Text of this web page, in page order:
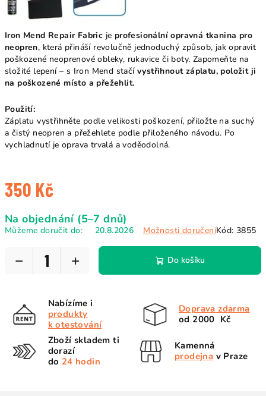
Iron Mend Repair Fabric je profesionální opravná tkanina pro
neopren, která přináší revolučně jednoduchý způsob, jak opravit
poškozené neoprenové obleky, rukavice či boty. Zapomeňte na
složité lepení – s Iron Mend stačí vystřihnout záplatu, položit ji
na poškozené místo a přežehlit.
Použití:
Záplatu vystřihněte podle velikosti poškození, přiložte na suchý
a čistý neopren a přežehlete podle přiloženého návodu. Po
vychladnutí je oprava trvalá a voděodolná.
350 Kč
cena:
Na objednání (5–7 dnů)
Můžeme doručit do: 20.8.2026 Možnosti doručeníKód: 3855
+
− Do košíku
Nabízíme i
produkty
k otestování
Doprava zdarma
od 2000 Kč
Zboží skladem ti
dorazí
do 24 hodin
Kamenná
prodejna v Praze